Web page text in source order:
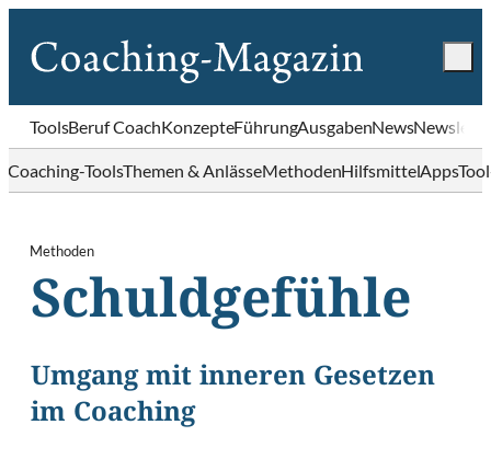
ToolsBeruf CoachKonzepteFührungAusgabenNews
Coaching-ToolsThemen & AnlässeMethodenHilfsmittelApps
Methoden
Schuldgefühle
Umgang mit inneren Gesetzen
im Coaching